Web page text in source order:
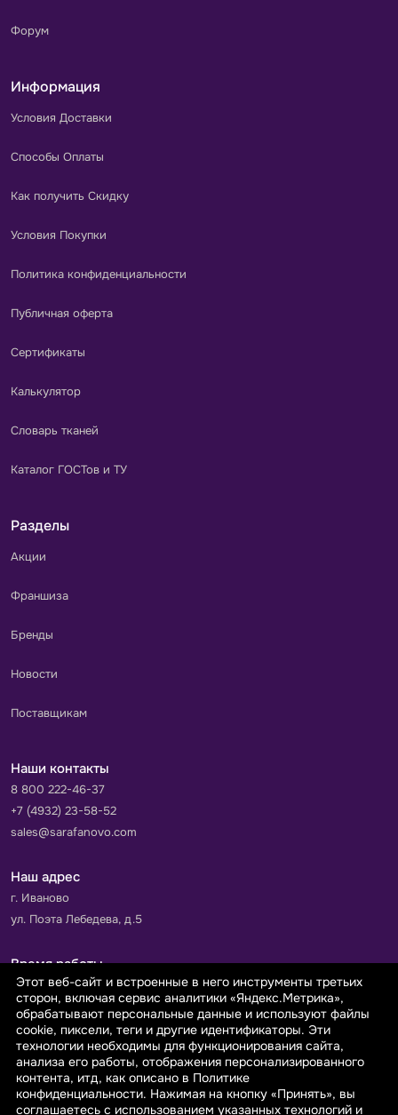
Форум
Информация
Условия Доставки
Способы Оплаты
Как получить Скидку
Условия Покупки
Политика конфиденциальности
Публичная оферта
Сертификаты
Калькулятор
Словарь тканей
Каталог ГОСТов и ТУ
Разделы
Акции
Франшиза
Бренды
Новости
Поставщикам
Наши контакты
8 800 222-46-37
+7 (4932) 23-58-52
sales@sarafanovo.com
Наш адрес
г. Иваново
ул. Поэта Лебедева, д.5
Время работы
Пн-Пт с 9.00 до 18.00
Сб-Вс: выходной
Принимаем к оплате
Этот веб-сайт и встроенные в него инструменты третьих
сторон, включая сервис аналитики «Яндекс.Метрика»,
обрабатывают персональные данные и используют файлы
cookie, пиксели, теги и другие идентификаторы. Эти
технологии необходимы для функционирования сайта,
анализа его работы, отображения персонализированного
контента, итд, как описано в Политике
конфиденциальности. Нажимая на кнопку «Принять», вы
соглашаетесь с использованием указанных технологий и